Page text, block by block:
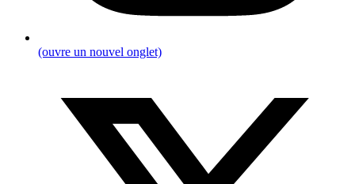
(ouvre un nouvel onglet)